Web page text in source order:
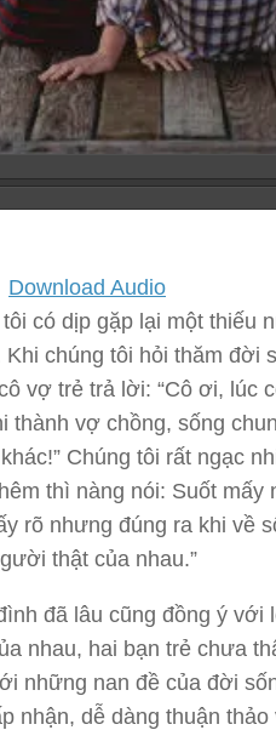
Download Audio
có dịp gặp lại một thiếu
Khi chúng tôi hỏi thăm đời
vợ trẻ trả lời: “Cô ơi, lúc
thành vợ chồng, sống
Chúng tôi rất ngạc
thì nàng nói: Suốt mấy
rõ nhưng đúng ra khi về
thật của nhau.”
đã lâu cũng đồng ý với
nhau, hai bạn trẻ chưa
những nan đề của đời
nhận, dễ dàng thuận